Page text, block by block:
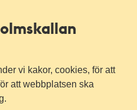
vi kakor, cookies, för att
att webbplatsen ska